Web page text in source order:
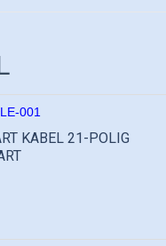
001
KABEL 21-POLIG